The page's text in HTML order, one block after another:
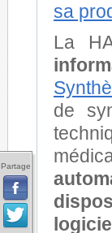
Partage
sa
La
de